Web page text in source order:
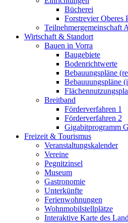
Bücherei
Forstrevier Oberes
Teilnehmergemeinschaft
Wirtschaft & Standort
Bauen in Vorra
Baugebiete
Bodenrichtwerte
Bebauungspläne
Bebauuungspläne
Breitband
Förderverfahren 1
Förderverfahren 2
Gigabitprogramm
Freizeit & Tourismus
Veranstaltungskalender
Vereine
Pegnitzinsel
Museum
Gastronomie
Unterkünfte
Ferienwohnungen
Wohnmobilstellplätze
Interaktive Karte des